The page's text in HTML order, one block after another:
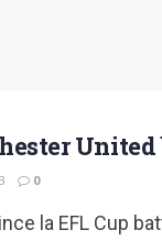
0
la EFL Cup